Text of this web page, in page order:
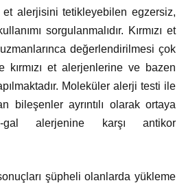
et alerjisini tetikleyebilen egzersiz,
sorgulanmalıdır. Kırmızı et
değerlendirilmesi çok
et alerjenlerine ve bazen
Moleküler alerji testi ile
bileşenler ayrıntılı olarak ortaya
gal alerjenine karşı antikor
şüpheli olanlarda yükleme